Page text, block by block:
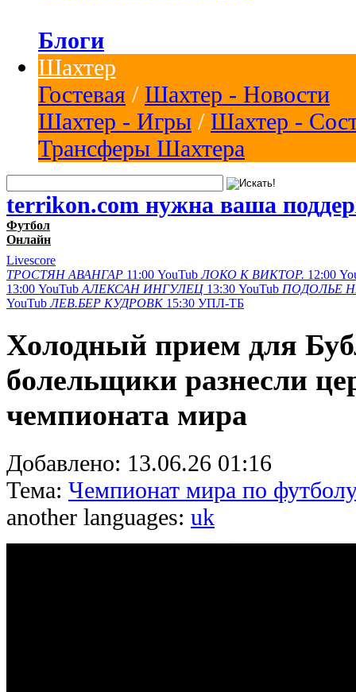
Блоги
Шахтер
Гостевая / Шахтер - Новости
Шахтер - Игры / Шахтер -
Трансферы Шахтера
terrikon.com нужна ваша
Футбол
Онлайн
Livescore
ТРОСТЯН АВАНГАР 11:00 YouTub ЛОКО К ВИКТОР. 12:00
13:00 YouTub АЛЕКСАН ИНГУЛЕЦ 13:30 YouTub ПОДОЛЬЕ
YouTub ЛЕВ.БЕР КУДРОВК 15:30 УПЛ-ТБ
Холодный прием для
болельщики разнесли
чемпионата мира
Добавлено: 13.06.26 01:16
Тема: Чемпионат мира по
another languages: uk